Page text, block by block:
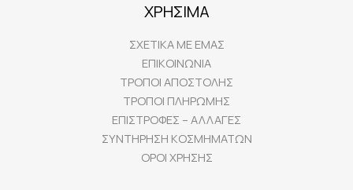
ΧΡΗΣΙΜΑ
ΣΧΕΤΙΚΑ ΜΕ ΕΜΑΣ
ΕΠΙΚΟΙΝΩΝΙΑ
ΤΡΟΠΟΙ ΑΠΟΣΤΟΛΗΣ
ΤΡΟΠΟΙ ΠΛΗΡΩΜΗΣ
ΕΠΙΣΤΡΟΦΕΣ – ΑΛΛΑΓΕΣ
ΣΥΝΤΗΡΗΣΗ ΚΟΣΜΗΜΑΤΩΝ
ΟΡΟΙ ΧΡΗΣΗΣ